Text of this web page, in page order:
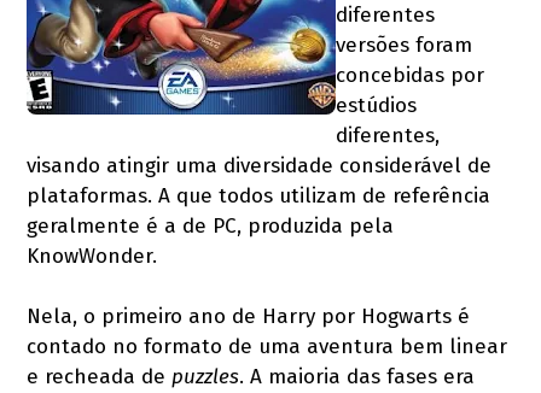
diferentes
versões foram
concebidas por
estúdios
diferentes,
visando atingir uma diversidade considerável de
plataformas. A que todos utilizam de referência
geralmente é a de PC, produzida pela
KnowWonder.
Nela, o primeiro ano de Harry por Hogwarts é
contado no formato de uma aventura bem linear
e recheada depuzzles. A maioria das fases era